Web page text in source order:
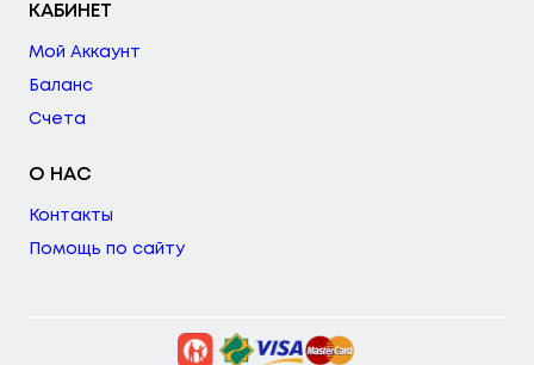
КАБИНЕТ
Мой Аккаунт
Баланс
Счета
О НАС
Контакты
Помощь по сайту